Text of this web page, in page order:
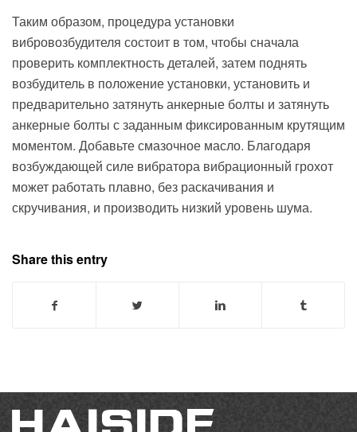
Таким образом, процедура установки
вибровозбудителя состоит в том, чтобы сначала
проверить комплектность деталей, затем поднять
возбудитель в положение установки, установить и
предварительно затянуть анкерные болты и затянуть
анкерные болты с заданным фиксированным крутящим
моментом. Добавьте смазочное масло. Благодаря
возбуждающей силе вибратора вибрационный грохот
может работать плавно, без раскачивания и
скручивания, и производить низкий уровень шума.
Share this entry